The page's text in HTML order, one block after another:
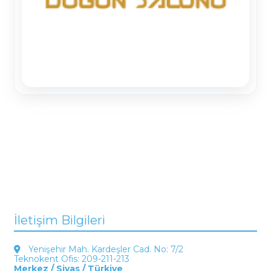
İletişim Bilgileri
Yenişehir Mah. Kardeşler Cad. No: 7/2
Teknokent Ofis: 209-211-213
Merkez / Sivas / Türkiye